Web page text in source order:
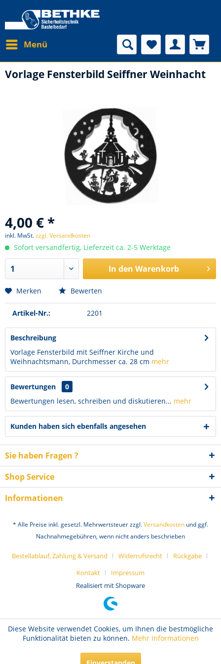
Menü
Vorlage Fensterbild Seiffner Weinhacht
4,00 € *
inkl. MwSt.zzgl. Versandkosten
Sofort versandfertig, Lieferzeit ca. 2-5 Werktage
In den Warenkorb
Merken Bewerten
Artikel-Nr.: 2201
Beschreibung
Vorlage Fensterbild mit Seiffner Kirche und
Weihnachtsmann, Durchmesser ca. 28 cm mehr
Bewertungen
0
Bewertungen lesen, schreiben und diskutieren... mehr
Kunden haben sich ebenfalls angesehen
Sie haben Fragen ?
Shop Service
Informationen
* Alle Preise inkl. gesetzl. Mehrwertsteuer zzgl.Versandkosten und ggf.
Nachnahmegebühren, wenn nicht anders beschrieben
Bestellablauf, Zahlung & Versand Widerrufsrecht
Rückgabe
Kontakt
Impressum
Realisiert mit Shopware
Diese Website verwendet Cookies, um Ihnen die bestmögliche
Funktionalität bieten zu können. Mehr Informationen